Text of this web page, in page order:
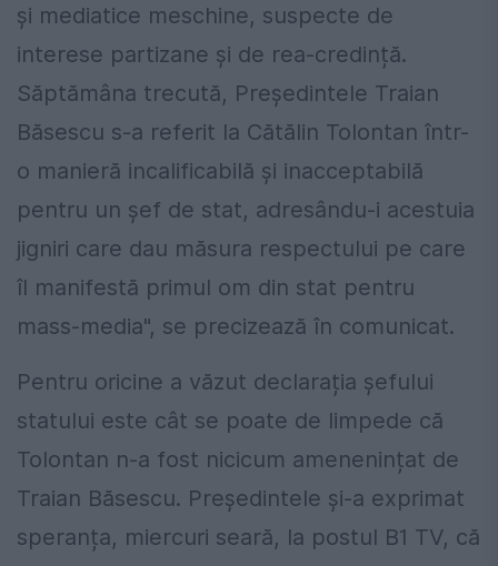
și mediatice meschine, suspecte de
interese partizane și de rea-credință.
Săptămâna trecută, Președintele Traian
Băsescu s-a referit la Cătălin Tolontan într-
o manieră incalificabilă și inacceptabilă
pentru un șef de stat, adresându-i acestuia
jigniri care dau măsura respectului pe care
îl manifestă primul om din stat pentru
mass-media", se precizează în comunicat.
Pentru oricine a văzut declarația șefului
statului este cât se poate de limpede că
Tolontan n-a fost nicicum amenenințat de
Traian Băsescu. Președintele și-a exprimat
speranța, miercuri seară, la postul B1 TV, că